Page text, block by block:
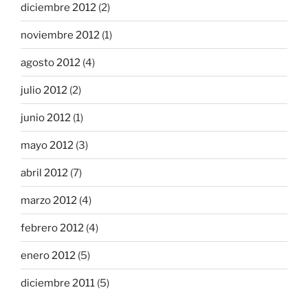
diciembre 2012 (2)
noviembre 2012 (1)
agosto 2012 (4)
julio 2012 (2)
junio 2012 (1)
mayo 2012 (3)
abril 2012 (7)
marzo 2012 (4)
febrero 2012 (4)
enero 2012 (5)
diciembre 2011 (5)